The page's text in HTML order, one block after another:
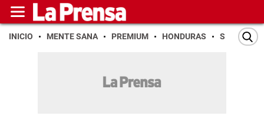
INICIO MENTE SANA PREMIUM HONDURAS SAN PEDRO